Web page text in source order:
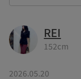
REI
152cm
2026.05.20